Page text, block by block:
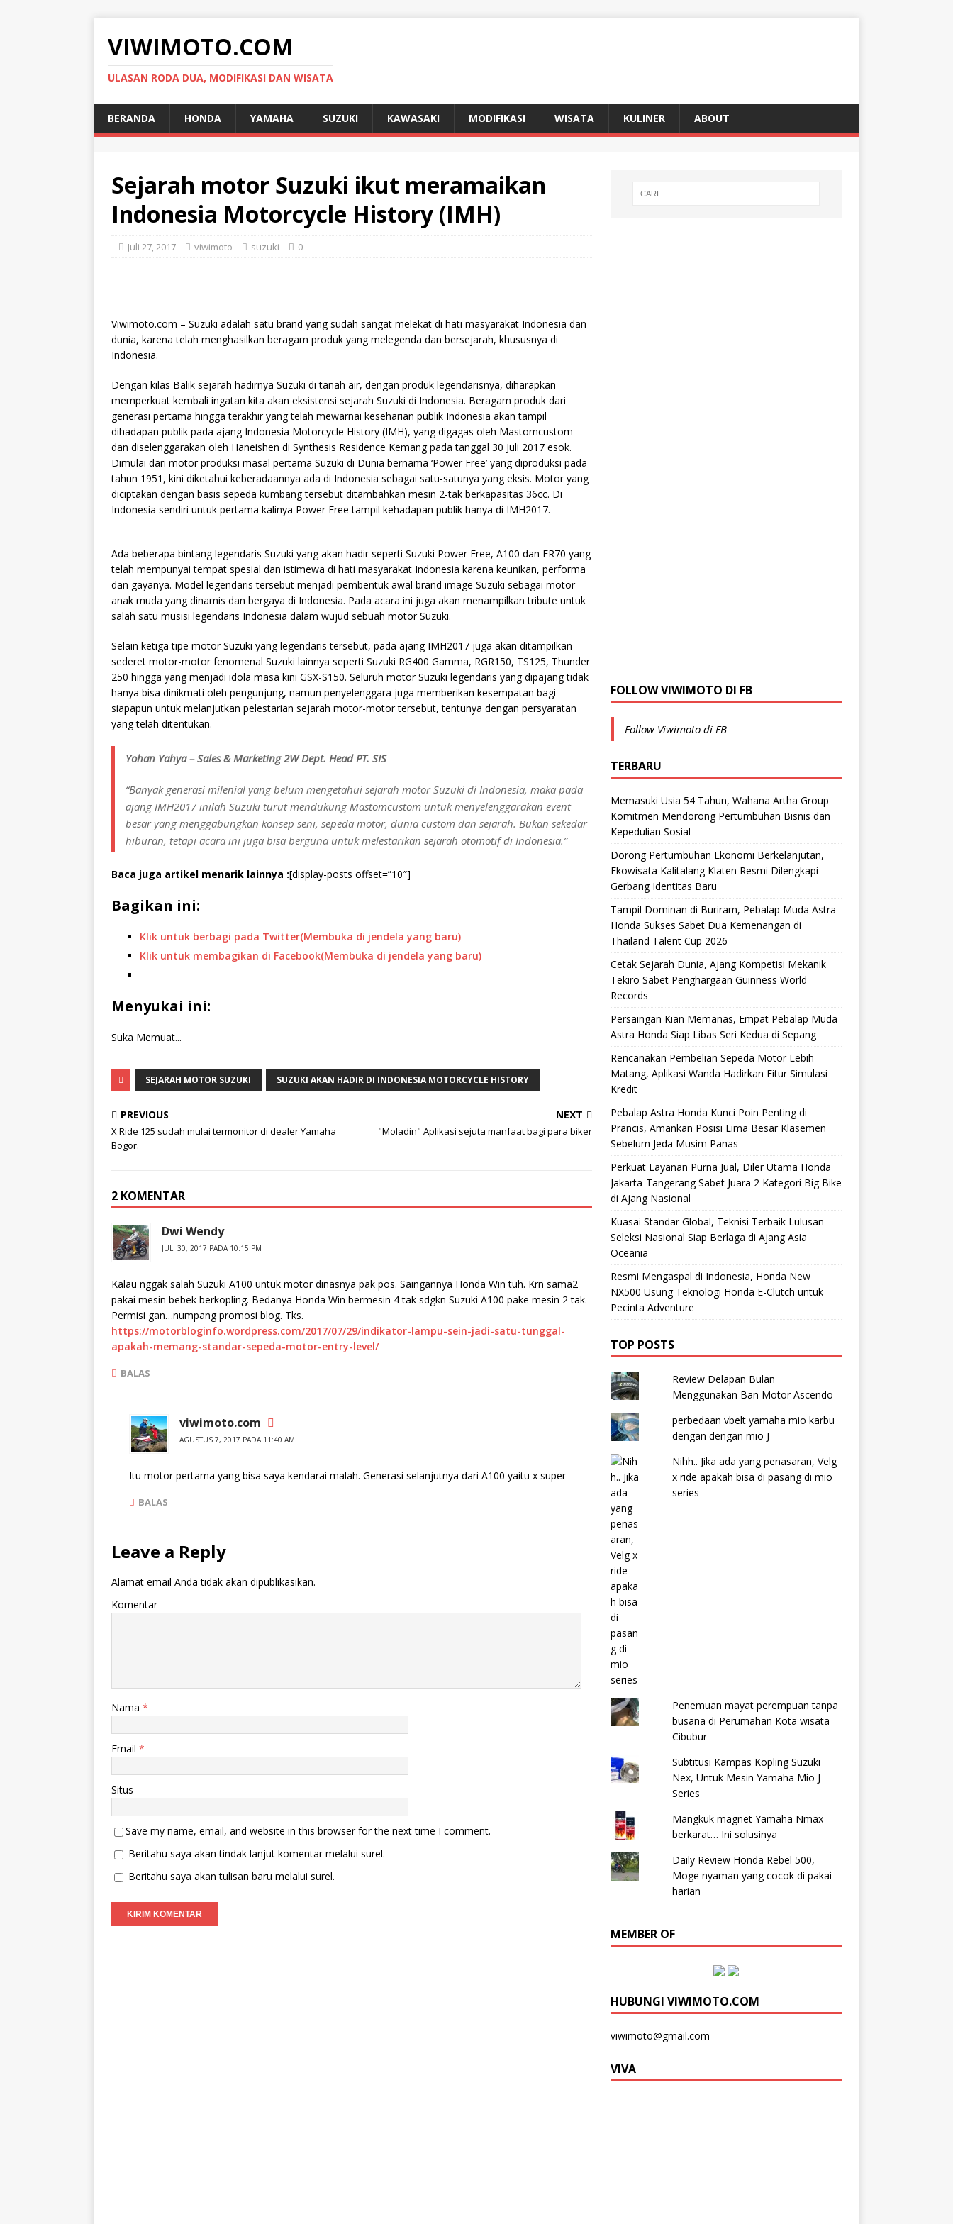
VIWIMOTO.COM
ULASAN RODA DUA, MODIFIKASI DAN WISATA
BERANDA HONDA YAMAHA SUZUKI KAWASAKI MODIFIKASI WISATA KULINER ABOUT
Sejarah motor Suzuki ikut meramaikan
Indonesia Motorcycle History (IMH)
Juli 27, 2017 viwimoto suzuki 0
Viwimoto.com – Suzuki adalah satu brand yang sudah sangat melekat di hati masyarakat Indonesia dan
dunia, karena telah menghasilkan beragam produk yang melegenda dan bersejarah, khususnya di
Indonesia.
Dengan kilas Balik sejarah hadirnya Suzuki di tanah air, dengan produk legendarisnya, diharapkan
memperkuat kembali ingatan kita akan eksistensi sejarah Suzuki di Indonesia. Beragam produk dari
generasi pertama hingga terakhir yang telah mewarnai keseharian publik Indonesia akan tampil
dihadapan publik pada ajang Indonesia Motorcycle History (IMH), yang digagas oleh Mastomcustom
dan diselenggarakan oleh Haneishen di Synthesis Residence Kemang pada tanggal 30 Juli 2017 esok.
Dimulai dari motor produksi masal pertama Suzuki di Dunia bernama ‘Power Free’ yang diproduksi pada
tahun 1951, kini diketahui keberadaannya ada di Indonesia sebagai satu-satunya yang eksis. Motor yang
diciptakan dengan basis sepeda kumbang tersebut ditambahkan mesin 2-tak berkapasitas 36cc. Di
Indonesia sendiri untuk pertama kalinya Power Free tampil kehadapan publik hanya di IMH2017.
Ada beberapa bintang legendaris Suzuki yang akan hadir seperti Suzuki Power Free, A100 dan FR70 yang
telah mempunyai tempat spesial dan istimewa di hati masyarakat Indonesia karena keunikan, performa
dan gayanya. Model legendaris tersebut menjadi pembentuk awal brand image Suzuki sebagai motor
anak muda yang dinamis dan bergaya di Indonesia. Pada acara ini juga akan menampilkan tribute untuk
salah satu musisi legendaris Indonesia dalam wujud sebuah motor Suzuki.
Selain ketiga tipe motor Suzuki yang legendaris tersebut, pada ajang IMH2017 juga akan ditampilkan
sederet motor-motor fenomenal Suzuki lainnya seperti Suzuki RG400 Gamma, RGR150, TS125, Thunder
250 hingga yang menjadi idola masa kini GSX-S150. Seluruh motor Suzuki legendaris yang dipajang tidak
hanya bisa dinikmati oleh pengunjung, namun penyelenggara juga memberikan kesempatan bagi
siapapun untuk melanjutkan pelestarian sejarah motor-motor tersebut, tentunya dengan persyaratan
yang telah ditentukan.
Yohan Yahya – Sales & Marketing 2W Dept. Head PT. SIS
“Banyak generasi milenial yang belum mengetahui sejarah motor Suzuki di Indonesia, maka pada
ajang IMH2017 inilah Suzuki turut mendukung Mastomcustom untuk menyelenggarakan event
besar yang menggabungkan konsep seni, sepeda motor, dunia custom dan sejarah. Bukan sekedar
hiburan, tetapi acara ini juga bisa berguna untuk melestarikan sejarah otomotif di Indonesia.”
Baca juga artikel menarik lainnya :[display-posts offset=”10″]
Bagikan ini:
Klik untuk berbagi pada Twitter(Membuka di jendela yang baru)
Klik untuk membagikan di Facebook(Membuka di jendela yang baru)
Menyukai ini:
Suka Memuat...
SEJARAH MOTOR SUZUKI SUZUKI AKAN HADIR DI INDONESIA MOTORCYCLE HISTORY
PREVIOUS
X Ride 125 sudah mulai termonitor di dealer Yamaha
Bogor.
NEXT
"Moladin" Aplikasi sejuta manfaat bagi para biker
2 KOMENTAR
Dwi Wendy
JULI 30, 2017 PADA 10:15 PM
Kalau nggak salah Suzuki A100 untuk motor dinasnya pak pos. Saingannya Honda Win tuh. Krn sama2
pakai mesin bebek berkopling. Bedanya Honda Win bermesin 4 tak sdgkn Suzuki A100 pake mesin 2 tak.
Permisi gan…numpang promosi blog. Tks.
https://motorbloginfo.wordpress.com/2017/07/29/indikator-lampu-sein-jadi-satu-tunggal-
apakah-memang-standar-sepeda-motor-entry-level/
BALAS
viwimoto.com
AGUSTUS 7, 2017 PADA 11:40 AM
Itu motor pertama yang bisa saya kendarai malah. Generasi selanjutnya dari A100 yaitu x super
BALAS
Leave a Reply
Alamat email Anda tidak akan dipublikasikan.
Komentar
Nama *
Email *
Situs
Save my name, email, and website in this browser for the next time I comment.
Beritahu saya akan tindak lanjut komentar melalui surel.
Beritahu saya akan tulisan baru melalui surel.
FOLLOW VIWIMOTO DI FB
Follow Viwimoto di FB
TERBARU
Memasuki Usia 54 Tahun, Wahana Artha Group
Komitmen Mendorong Pertumbuhan Bisnis dan
Kepedulian Sosial
Dorong Pertumbuhan Ekonomi Berkelanjutan,
Ekowisata Kalitalang Klaten Resmi Dilengkapi
Gerbang Identitas Baru
Tampil Dominan di Buriram, Pebalap Muda Astra
Honda Sukses Sabet Dua Kemenangan di
Thailand Talent Cup 2026
Cetak Sejarah Dunia, Ajang Kompetisi Mekanik
Tekiro Sabet Penghargaan Guinness World
Records
Persaingan Kian Memanas, Empat Pebalap Muda
Astra Honda Siap Libas Seri Kedua di Sepang
Rencanakan Pembelian Sepeda Motor Lebih
Matang, Aplikasi Wanda Hadirkan Fitur Simulasi
Kredit
Pebalap Astra Honda Kunci Poin Penting di
Prancis, Amankan Posisi Lima Besar Klasemen
Sebelum Jeda Musim Panas
Perkuat Layanan Purna Jual, Diler Utama Honda
Jakarta-Tangerang Sabet Juara 2 Kategori Big Bike
di Ajang Nasional
Kuasai Standar Global, Teknisi Terbaik Lulusan
Seleksi Nasional Siap Berlaga di Ajang Asia
Oceania
Resmi Mengaspal di Indonesia, Honda New
NX500 Usung Teknologi Honda E-Clutch untuk
Pecinta Adventure
TOP POSTS
Review Delapan Bulan
Menggunakan Ban Motor Ascendo
perbedaan vbelt yamaha mio karbu
dengan dengan mio J
Nihh.. Jika ada yang penasaran, Velg
x ride apakah bisa di pasang di mio
series
Penemuan mayat perempuan tanpa
busana di Perumahan Kota wisata
Cibubur
Subtitusi Kampas Kopling Suzuki
Nex, Untuk Mesin Yamaha Mio J
Series
Mangkuk magnet Yamaha Nmax
berkarat… Ini solusinya
Daily Review Honda Rebel 500,
Moge nyaman yang cocok di pakai
harian
MEMBER OF
HUBUNGI VIWIMOTO.COM
viwimoto@gmail.com
VIVA